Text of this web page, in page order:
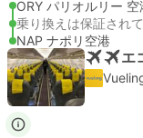
ORY パリオルリー 空
乗り換えは保証され
NAP ナポリ空港
エ